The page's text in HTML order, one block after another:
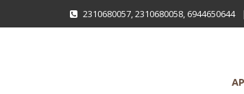
2310680057,2310680058, 6944650644 |